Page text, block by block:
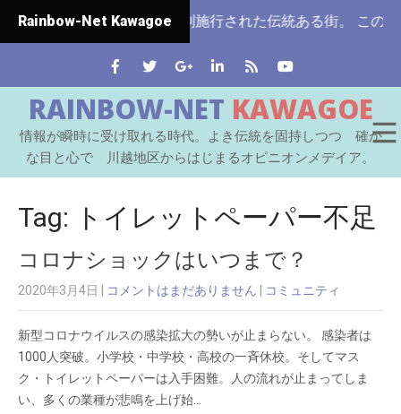
Rainbow-Net Kawagoe
埼玉県ではじめて市制施行された伝統ある街。 この川越を
RAINBOW-NET KAWAGOE
情報が瞬時に受け取れる時代。よき伝統を固持しつつ 確か
な目と心で 川越地区からはじまるオピニオンメデイア。
Tag: トイレットペーパー不足
コロナショックはいつまで？
2020年3月4日 コメントはまだありません コミュニティ
新型コロナウイルスの感染拡大の勢いが止まらない。 感染者は
1000人突破。小学校・中学校・高校の一斉休校。そしてマス
ク・トイレットペーパーは入手困難。人の流れが止まってしま
い、多くの業種が悲鳴を上げ始…